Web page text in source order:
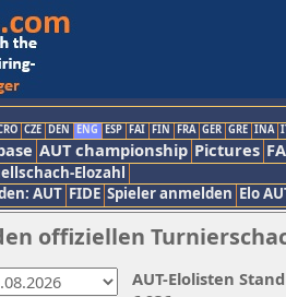
CZE DEN ENG ESP FAI FIN FRA GER GRE INA
AUT championship Pictures
Elozahl
AUT FIDE Spieler anmelden Elo
offiziellen
AUT-Elolisten